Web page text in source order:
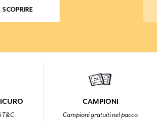
SCOPRIRE
T&C
CAMPIONI
Campioni gratuiti nel pacco